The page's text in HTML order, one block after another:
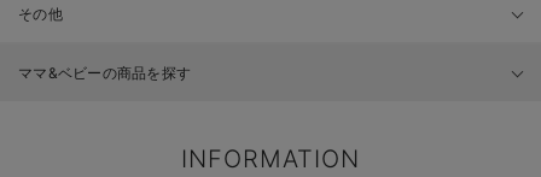
その他
ママ&ベビーの商品を探す
INFORMATION